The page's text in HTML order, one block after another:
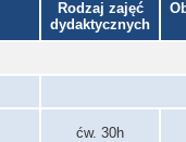
Rodzaj zajęć
dydaktycznych
ćw. 30h